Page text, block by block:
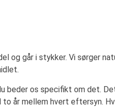
og går i stykker. Vi sørger
beder os specifikt om det.
år mellem hvert eftersyn.